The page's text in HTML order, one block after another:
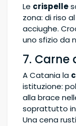
Le crispelle
zona: di riso
acciughe.
uno sfizio da
7. Carne
A Catania la
istituzione:
alla brace
soprattutto in
Una cena